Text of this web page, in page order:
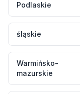
Podlaskie
śląskie
Warmińsko-
mazurskie